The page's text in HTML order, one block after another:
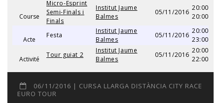
Course
Micro-Esprint
Semi-Finals i
Finals
Institut Jaume
Balmes
05/11/2016
20:00
20:00
Acte
Festa
Institut Jaume
Balmes
05/11/2016
20:00
23:00
Activité
Tour guiat 2
Institut Jaume
Balmes
05/11/2016
20:00
22:00
06/11/2016 | CURSA LLARGA DISTÀNCIA CITY RACE
EURO TOUR